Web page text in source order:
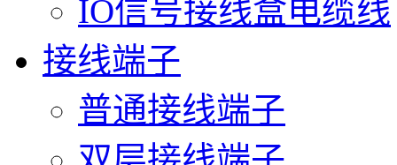
IO信号接线盒电缆线
接线端子
普通接线端子